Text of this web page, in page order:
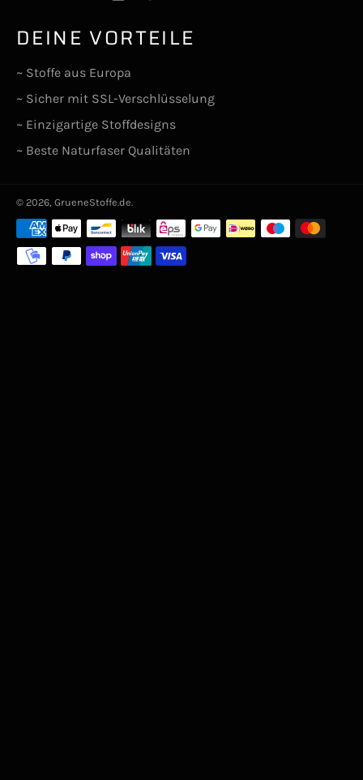
DEINE VORTEILE
~ Stoffe aus Europa
~ Sicher mit SSL-Verschlüsselung
~ Einzigartige Stoffdesigns
~ Beste Naturfaser Qualitäten
© 2026, GrueneStoffe.de.
Zahlungsarten